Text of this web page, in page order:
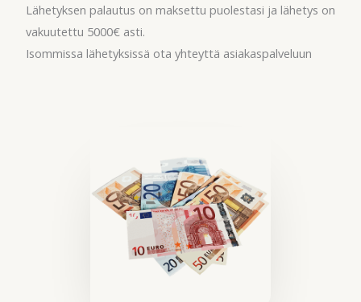
Lähetyksen palautus on maksettu puolestasi ja lähetys on
vakuutettu 5000€ asti.
Isommissa lähetyksissä ota yhteyttä asiakaspalveluun